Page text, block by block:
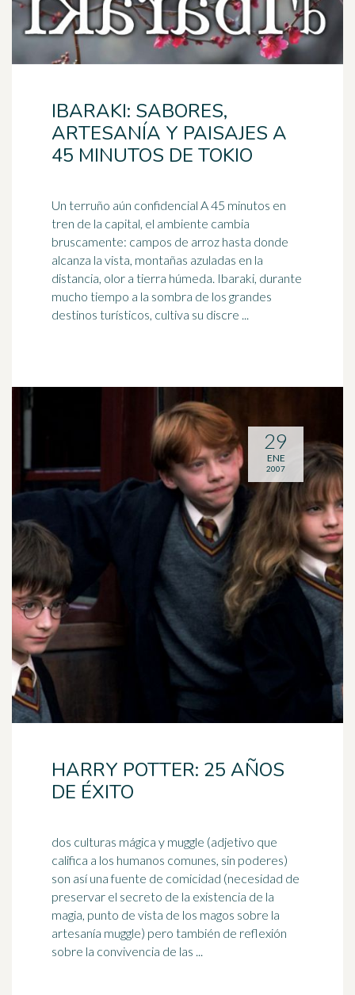
IBARAKI: SABORES,
ARTESANÍA Y PAISAJES A
45 MINUTOS DE TOKIO
Un terruño aún confidencial A 45 minutos en
tren de la capital, el ambiente cambia
bruscamente: campos de arroz hasta donde
alcanza la vista, montañas azuladas en la
distancia, olor a tierra húmeda. Ibaraki, durante
mucho tiempo a la sombra de los grandes
destinos turísticos, cultiva su discre ...
HARRY POTTER: 25 AÑOS
DE ÉXITO
dos culturas mágica y muggle (adjetivo que
califica a los humanos comunes, sin poderes)
son así una fuente de comicidad (necesidad de
preservar el secreto de la existencia de la
magia, punto de vista de los magos sobre la
artesanía muggle) pero también de reflexión
sobre la convivencia de las ...
29
ENE
2007